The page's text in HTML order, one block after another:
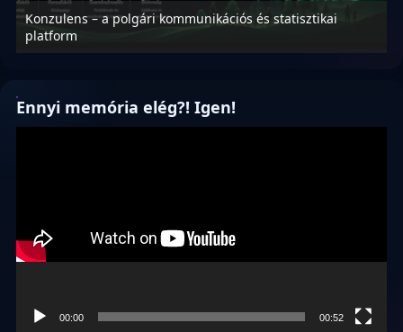
Konzulens – a polgári kommunikációs és statisztikai
platform
Ennyi memória elég?! Igen!
00:00 00:52